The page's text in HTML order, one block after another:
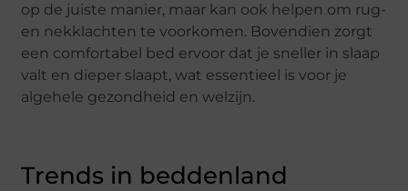
op de juiste manier, maar kan ook helpen om rug-
en nekklachten te voorkomen. Bovendien zorgt
een comfortabel bed ervoor dat je sneller in slaap
valt en dieper slaapt, wat essentieel is voor je
algehele gezondheid en welzijn.
Trends in beddenland